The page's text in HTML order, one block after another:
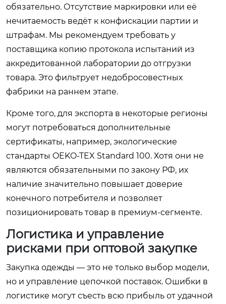
обязательно. Отсутствие маркировки или её
нечитаемость ведёт к конфискации партии и
штрафам. Мы рекомендуем требовать у
поставщика копию протокола испытаний из
аккредитованной лаборатории до отгрузки
товара. Это фильтрует недобросовестных
фабрики на раннем этапе.
Кроме того, для экспорта в некоторые регионы
могут потребоваться дополнительные
сертификаты, например, экологические
стандарты OEKO-TEX Standard 100. Хотя они не
являются обязательными по закону РФ, их
наличие значительно повышает доверие
конечного потребителя и позволяет
позиционировать товар в премиум-сегменте.
Логистика и управление
рисками при оптовой закупке
Закупка одежды — это не только выбор модели,
но и управление цепочкой поставок. Ошибки в
логистике могут съесть всю прибыль от удачной